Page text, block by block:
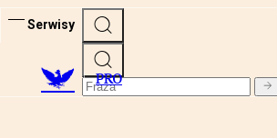
Serwisy
PRO